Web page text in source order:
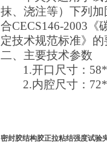
抹、浇注等）下列
合CECS146-2003《
定技术规范标准》的
二、 主要技术参数
1.开口尺寸：
2.内腔尺寸：
密封胶结构胶正拉粘结强度试验